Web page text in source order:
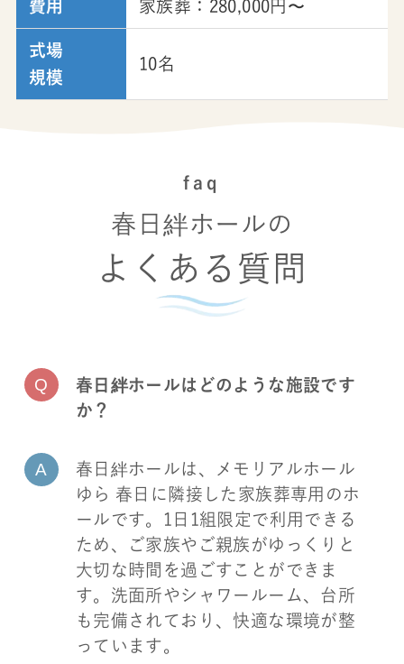
費用 家族葬：280,000円〜
式場
規模
10名
faq
春日絆ホールの
よくある質問
春日絆ホールはどのような施設です
か？
春日絆ホールは、メモリアルホール
ゆら 春日に隣接した家族葬専用のホ
ールです。1日1組限定で利用できる
ため、ご家族やご親族がゆっくりと
大切な時間を過ごすことができま
す。洗面所やシャワールーム、台所
も完備されており、快適な環境が整
っています。